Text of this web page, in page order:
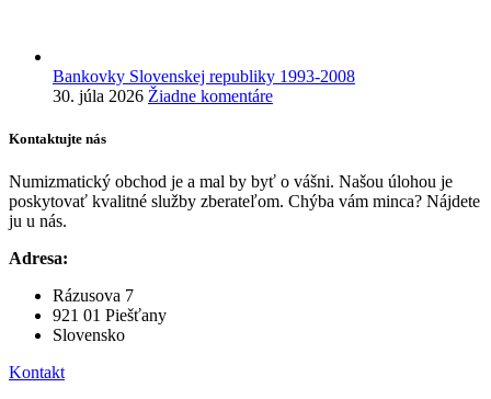
Bankovky Slovenskej republiky 1993-2008
30. júla 2026 Žiadne komentáre
Kontaktujte nás
Numizmatický obchod je a mal by byť o vášni. Našou úlohou je
poskytovať kvalitné služby zberateľom. Chýba vám minca? Nájdete
ju u nás.
Adresa:
Rázusova 7
921 01 Piešťany
Slovensko
Kontakt